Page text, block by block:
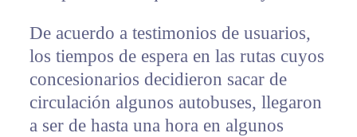
De acuerdo a testimonios de usuarios,
los tiempos de espera en las rutas cuyos
concesionarios decidieron sacar de
circulación algunos autobuses, llegaron
a ser de hasta una hora en algunos